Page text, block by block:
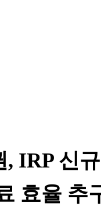
, IRP 신
효율 추